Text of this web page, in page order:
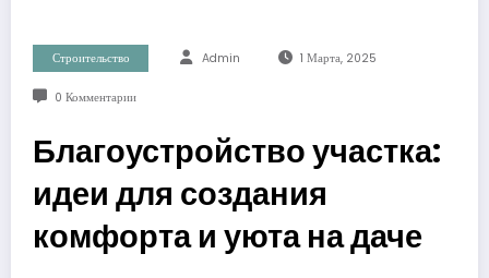
Строительство Admin 1 Марта, 2025
0 Комментарии
Благоустройство участка:
идеи для создания
комфорта и уюта на даче